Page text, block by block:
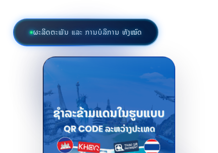
ຜະລິດຕະພັນ ແລະ ການບໍລິການ ທັງໝົດ